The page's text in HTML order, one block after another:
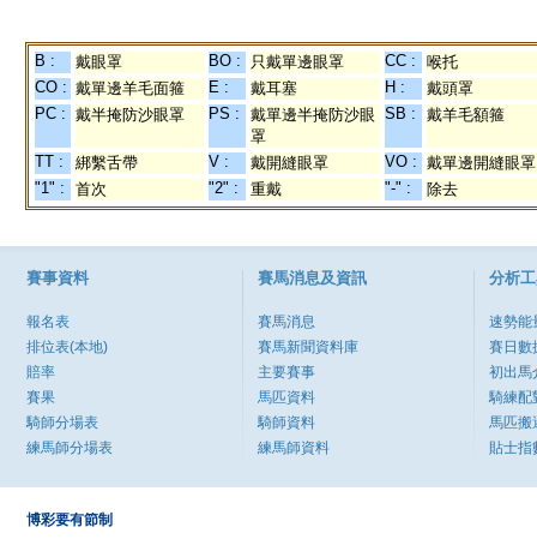
B : 戴眼罩 BO : 只戴單邊眼罩 CC :
喉托
CO : 戴單邊羊毛面箍 E : 戴耳塞 H :
戴頭罩
PC : 戴半掩防沙眼罩 PS :
戴單邊半掩防沙眼
罩
SB : 戴羊毛額箍
TT : 綁繫舌帶 V : 戴開縫眼罩 VO : 戴單邊開縫眼罩
"1" :
首次 "2" : 重戴 "-" : 除去
賽事資料
報名表
排位表(本地)
賠率
賽果
騎師分場表
練馬師分場表
賽馬消息及資訊
賽馬消息
賽馬新聞資料庫
主要賽事
馬匹資料
騎師資料
練馬師資料
分析
速勢能
賽日數
初出馬
騎練配
馬匹搬
貼士指
博彩要有節制